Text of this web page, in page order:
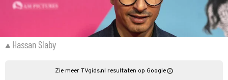
Hassan Slaby
Zie meer TVgids.nl resultaten op Google